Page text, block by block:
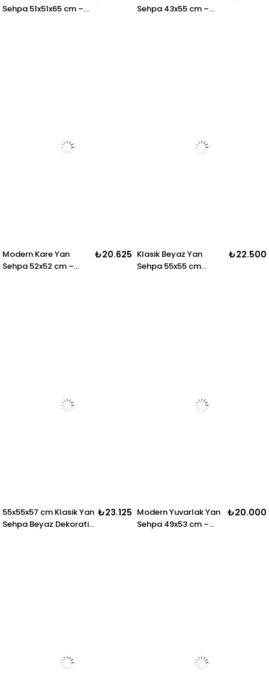
Sehpa 51x51x65 cm –
Sehpa 43x55 cm –
Modern Kare Yan
Sehpa 52x52 cm –
₺20.625 Klasik Beyaz Yan
Sehpa 55x55 cm
₺22.500
55x55x57 cm Klasik Yan
Sehpa Beyaz Dekoratif
₺23.125 Modern Yuvarlak Yan
Sehpa 49x53 cm –
₺20.000